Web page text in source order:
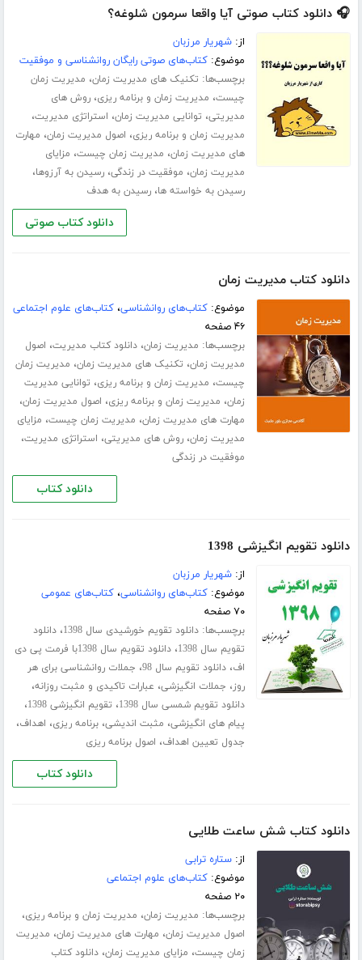
🎧 دانلود کتاب صوتی آیا واقعا سرمون شلوغه؟
از:شهریار مرزبان
موضوع:کتاب‌های صوتی رایگان روانشناسی و موفقیت
برچسب‌ها: تکنیک های مدیریت زمان، مدیریت زمان
چیست، مدیریت زمان و برنامه ریزی،روش های
مدیریتی، توانایی مدیریت زمان، استراتژی مدیریت،
مدیریت زمان و برنامه ریزی، اصول مدیریت زمان، مهارت
های مدیریت زمان، مدیریت زمان چیست، مزایای
مدیریت زمان، موفقیت در زندگی،رسیدن به آرزوها،
رسیدن به خواسته ها،رسیدن به هدف
دانلود کتاب صوتی
دانلود کتاب مدیریت زمان
موضوع:کتاب‌های روانشناسی،کتاب‌های علوم اجتماعی
۴۶ صفحه
برچسب‌ها: مدیریت زمان،دانلود کتاب مدیریت، اصول
مدیریت زمان، تکنیک های مدیریت زمان، مدیریت زمان
چیست، مدیریت زمان و برنامه ریزی، توانایی مدیریت
زمان، مدیریت زمان و برنامه ریزی، اصول مدیریت زمان،
مهارت های مدیریت زمان، مدیریت زمان چیست، مزایای
مدیریت زمان،روش های مدیریتی، استراتژی مدیریت،
موفقیت در زندگی
دانلود کتاب
دانلود تقویم انگیزشی 1398
از:شهریار مرزبان
موضوع:کتاب‌های روانشناسی،کتاب‌های عمومی
۷۰ صفحه
برچسب‌ها:دانلود تقویم خورشیدی سال 1398 ،دانلود
تقویم سال 1398
،
دانلود تقویم سال 1398با فرمت پی دی
اف،دانلود تقویم سال 98 ، جملات روانشناسی برای هر
روز، جملات انگیزشی، عبارات تاکیدی و مثبت روزانه،
دانلود تقویم شمسی سال 1398 ، تقویم انگیزشی 1398 ،
پیام های انگیزشی، مثبت اندیشی،برنامه ریزی، اهداف،
جدول تعیین اهداف، اصول برنامه ریزی
دانلود کتاب
دانلود کتاب شش ساعت طلایی
از:ستاره ترابی
موضوع:کتاب‌های علوم اجتماعی
۲۰ صفحه
برچسب‌ها: مدیریت زمان، مدیریت زمان و برنامه ریزی،
اصول مدیریت زمان، مهارت های مدیریت زمان، مدیریت
زمان چیست، مزایای مدیریت زمان،دانلود کتاب